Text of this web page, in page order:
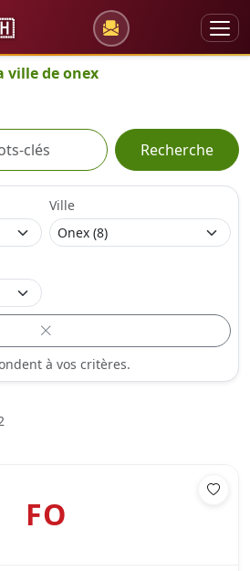
ville de onex
Recherche
Ville
à vos critères.
FO